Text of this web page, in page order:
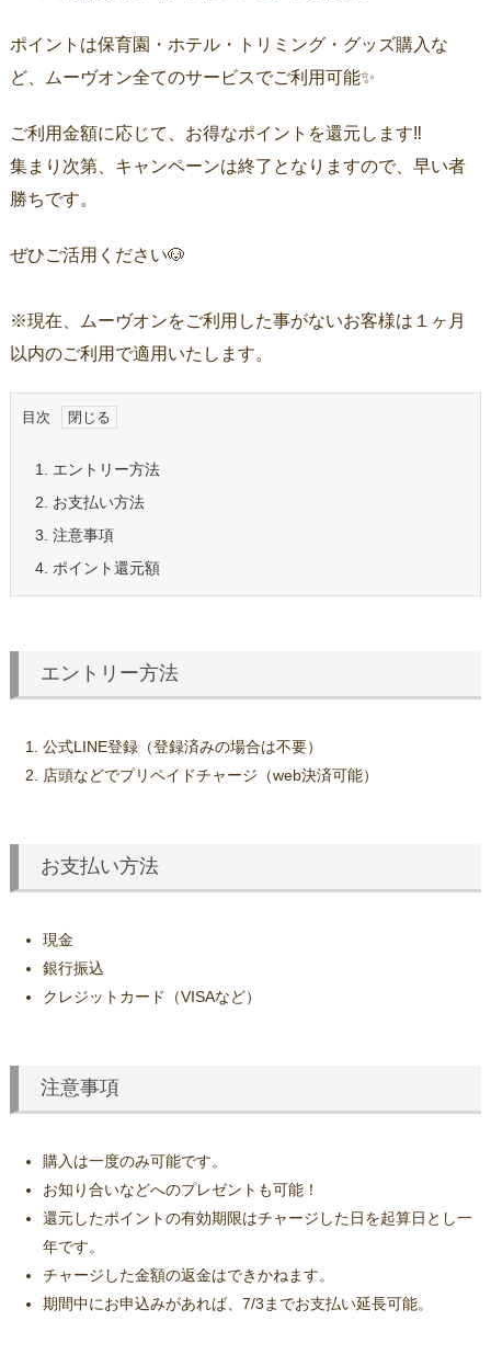
ポイントは保育園・ホテル・トリミング・グッズ購入な
ど、ムーヴオン全てのサービスでご利用可能✨
ご利用金額に応じて、お得なポイントを還元します‼️
集まり次第、キャンペーンは終了となりますので、早い者
勝ちです。
ぜひご活用ください🐶
※現在、ムーヴオンをご利用した事がないお客様は１ヶ月
以内のご利用で適用いたします。
目次
1. エントリー方法
2. お支払い方法
3. 注意事項
4. ポイント還元額
エントリー方法
公式LINE登録（登録済みの場合は不要）
店頭などでプリペイドチャージ（web決済可能）
お支払い方法
現金
銀行振込
クレジットカード（VISAなど）
注意事項
購入は一度のみ可能です。
お知り合いなどへのプレゼントも可能！
還元したポイントの有効期限はチャージした日を起算日とし一
年です。
チャージした金額の返金はできかねます。
期間中にお申込みがあれば、7/3までお支払い延長可能。